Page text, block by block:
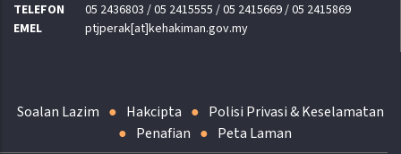
TELEFON
05 2436803 / 05 2415555 / 05 2415669 / 05 2415869
EMEL
ptjperak[at]kehakiman.gov.my
Soalan Lazim Hakcipta
Polisi Privasi & Keselamatan
Penafian
Peta Laman